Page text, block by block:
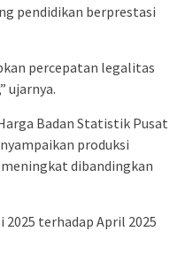
pendidikan berprestasi
percepatan legalitas
ujarnya.
Badan Statistik Pusat
produksi
dibandingkan
2025 terhadap April 2025